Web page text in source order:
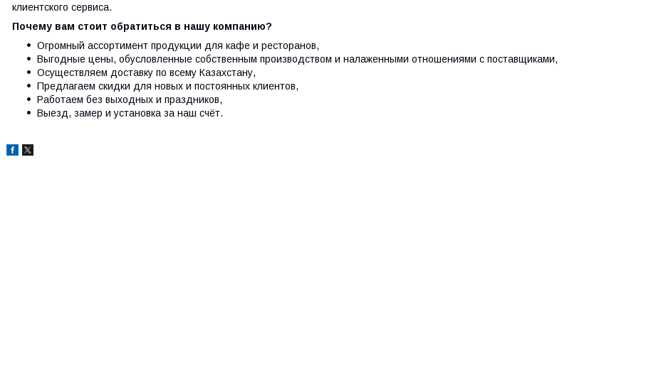
клиентского сервиса.
Почему вам стоит обратиться в нашу компанию?
Огромный ассортимент продукции для кафе и ресторанов,
Выгодные цены, обусловленные собственным производством и налаженными отношениями с поставщиками,
Осуществляем доставку по всему Казахстану,
Предлагаем скидки для новых и постоянных клиентов,
Работаем без выходных и праздников,
Выезд, замер и установка за наш счёт.